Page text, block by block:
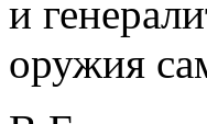
и
оружия